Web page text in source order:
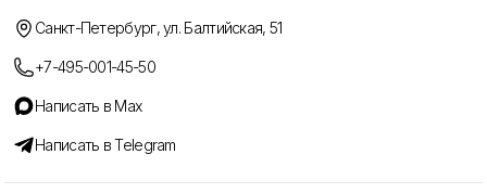
Санкт-Петербург, ул. Балтийская, 51
+7-495-001-45-50
Написать в Max
Написать в Telegram